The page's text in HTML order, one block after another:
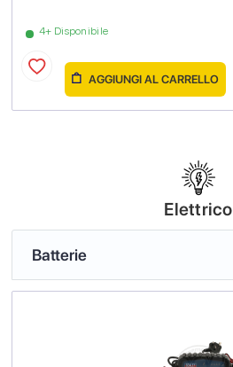
4+ Disponibile
AGGIUNGI AL CARRELLO
Elettrico
Batterie